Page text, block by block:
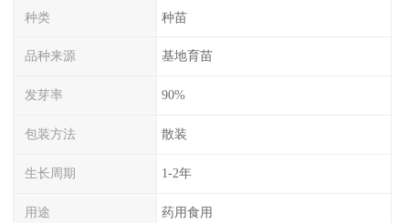
种类 种苗
品种来源 基地育苗
发芽率 90%
包装方法 散装
生长周期 1-2年
用途 药用食用